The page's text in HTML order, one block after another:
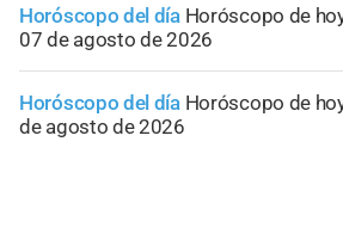
Horóscopo del día Horóscopo de
07 de agosto de 2026
Horóscopo del día Horóscopo de
de agosto de 2026